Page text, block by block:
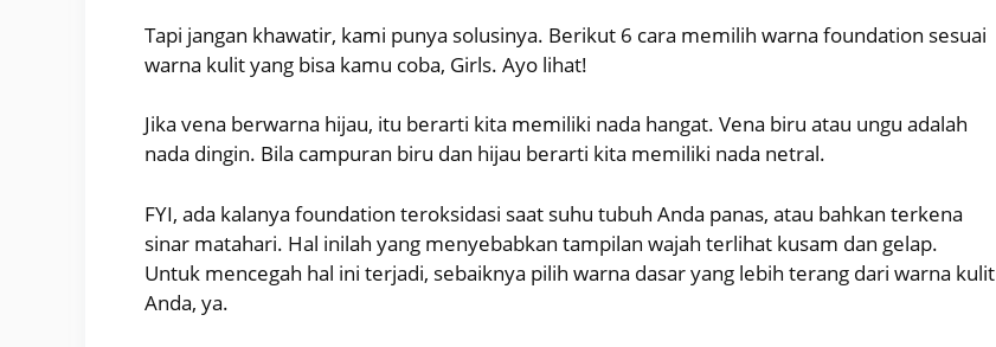
Tapi jangan khawatir, kami punya solusinya. Berikut 6 cara memilih warna foundation sesuai
warna kulit yang bisa kamu coba, Girls. Ayo lihat!
Jika vena berwarna hijau, itu berarti kita memiliki nada hangat. Vena biru atau ungu adalah
nada dingin. Bila campuran biru dan hijau berarti kita memiliki nada netral.
FYI, ada kalanya foundation teroksidasi saat suhu tubuh Anda panas, atau bahkan terkena
sinar matahari. Hal inilah yang menyebabkan tampilan wajah terlihat kusam dan gelap.
Untuk mencegah hal ini terjadi, sebaiknya pilih warna dasar yang lebih terang dari warna kulit
Anda, ya.